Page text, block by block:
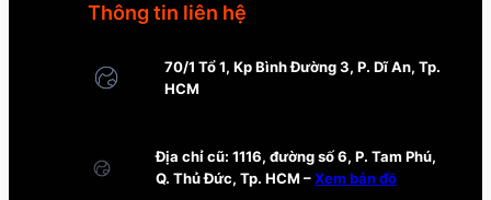
Thông tin liên hệ
70/1 Tổ 1, Kp Bình Đường 3, P. Dĩ An, Tp.
HCM
Địa chỉ cũ: 1116, đường số 6, P. Tam Phú,
Q. Thủ Đức, Tp. HCM –Xem bản đồ